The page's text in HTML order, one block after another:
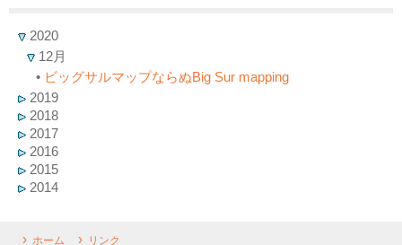
2020
12月
• ビッグサルマップならぬBig Sur mapping
2019
2018
2017
2016
2015
2014
ホーム リンク